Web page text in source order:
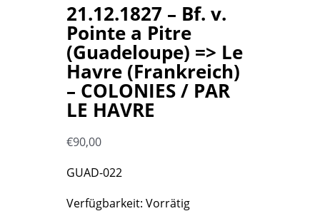
21.12.1827 – Bf. v.
Pointe a Pitre
(Guadeloupe) => Le
Havre (Frankreich)
– COLONIES / PAR
LE HAVRE
€90,00
GUAD-022
Verfügbarkeit: Vorrätig